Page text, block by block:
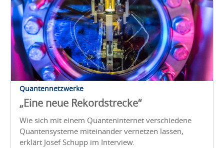
Quantennetzwerke
„Eine neue Rekordstrecke“
Wie sich mit einem Quanteninternet verschiedene
Quantensysteme miteinander vernetzen lassen,
erklärt Josef Schupp im Interview.